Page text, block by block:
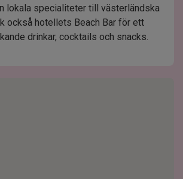
lokala specialiteter till västerländska
också hotellets Beach Bar för ett
drinkar, cocktails och snacks.